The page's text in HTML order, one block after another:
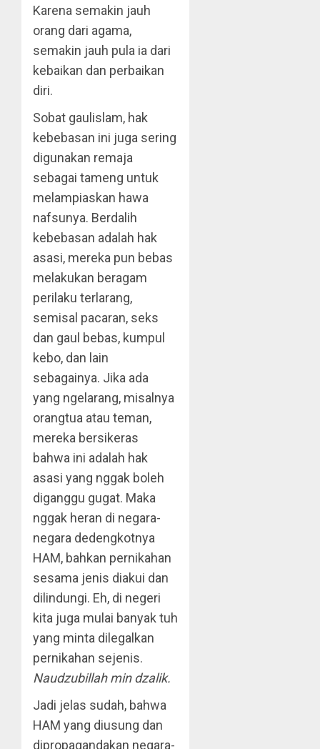
Karena semakin jauh
orang dari agama,
semakin jauh pula ia dari
kebaikan dan perbaikan
diri.
Sobat gaulislam, hak
kebebasan ini juga sering
digunakan remaja
sebagai tameng untuk
melampiaskan hawa
nafsunya. Berdalih
kebebasan adalah hak
asasi, mereka pun bebas
melakukan beragam
perilaku terlarang,
semisal pacaran, seks
dan gaul bebas, kumpul
kebo, dan lain
sebagainya. Jika ada
yang ngelarang, misalnya
orangtua atau teman,
mereka bersikeras
bahwa ini adalah hak
asasi yang nggak boleh
diganggu gugat. Maka
nggak heran di negara-
negara dedengkotnya
HAM, bahkan pernikahan
sesama jenis diakui dan
dilindungi. Eh, di negeri
kita juga mulai banyak tuh
yang minta dilegalkan
pernikahan sejenis.
Naudzubillah min dzalik.
Jadi jelas sudah, bahwa
HAM yang diusung dan
dipropagandakan negara-